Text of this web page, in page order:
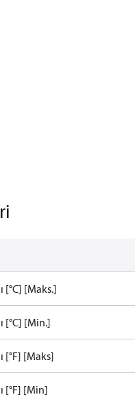
[°C] [Maks.]
[°C] [Min.]
[°F] [Maks]
[°F] [Min]